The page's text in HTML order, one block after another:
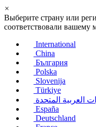
×
Выберите страну или
соответствовали вашему
International
China
България
Polska
Slovenija
Türkiye
العربية المتحدة
España
Deutschland